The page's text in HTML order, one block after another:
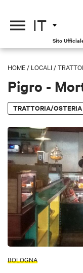
IT
Sito
HOME / LOCALI /
Pigro -
TRATTORIA/OSTERIA
BOLOGNA